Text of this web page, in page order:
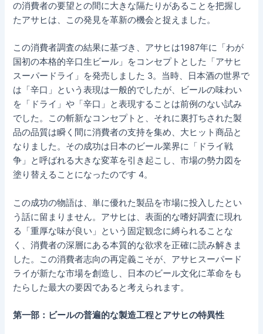
の消費者の要望との間に大きな隔たりがあることを把握し
たアサヒは、この発見を革新の機会と捉えました。
この消費者調査の結果に基づき、アサヒは1987年に「わが
国初の本格的辛口生ビール」をコンセプトとした「アサヒ
スーパードライ」を発売しました 3。当時、日本酒の世界で
は「辛口」という表現は一般的でしたが、ビールの味わい
を「ドライ」や「辛口」と表現することは前例のない試み
でした。この斬新なコンセプトと、それに裏打ちされた製
品の品質は瞬く間に消費者の支持を集め、大ヒット商品と
なりました。その成功は日本のビール業界に「ドライ戦
争」と呼ばれる大きな変革を引き起こし、市場の勢力図を
塗り替えることになったのです 4。
この成功の物語は、単に優れた製品を市場に投入したとい
う話に留まりません。アサヒは、表面的な嗜好調査に現れ
る「重厚な味が良い」という固定観念に縛られることな
く、消費者の深層にある本質的な欲求を正確に読み解きま
した。この消費者志向の再定義こそが、アサヒスーパード
ライが新たな市場を創造し、日本のビール文化に革命をも
たらした最大の要因であると考えられます。
第一部：ビールの普遍的な製造工程とアサヒの特異性